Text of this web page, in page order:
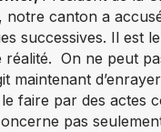
notre canton a
successives. Il est
On ne peut
maintenant
faire par des actes
pas